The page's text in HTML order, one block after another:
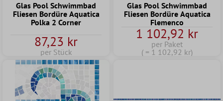
Glas Pool Schwimmbad
Fliesen Bordüre Aquatica
Polka 2 Corner
87,23 kr
per Stück
Glas Pool Schwimmbad
Fliesen Bordüre Aquatica
Flemenco
1 102,92 kr
per Paket
( = 1 102,92 kr)